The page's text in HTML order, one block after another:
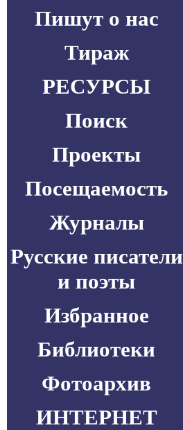
Пишут о нас
Тираж
РЕСУРСЫ
Поиск
Проекты
Посещаемость
Журналы
Русские писатели
и поэты
Избранное
Библиотеки
Фотоархив
ИНТЕРНЕТ